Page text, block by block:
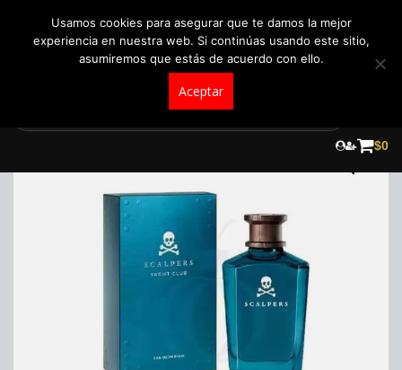
$0
Usamos cookies para asegurar que te damos la mejor
experiencia en nuestra web. Si continúas usando este sitio,
asumiremos que estás de acuerdo con ello.
Aceptar